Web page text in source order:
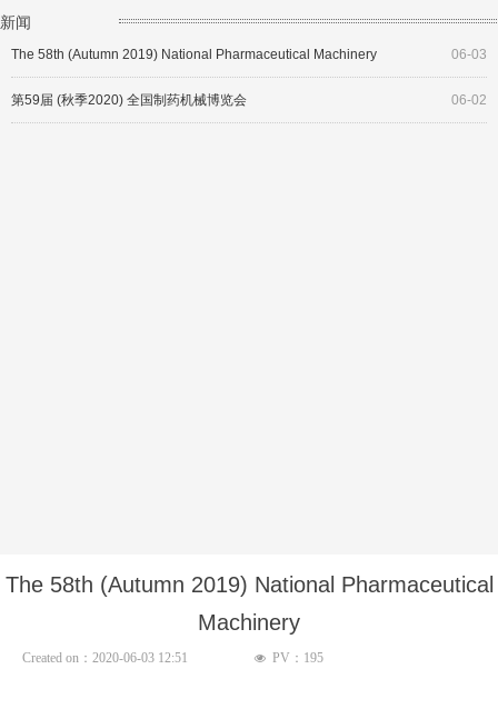
新闻
06-03
The 58th (Autumn 2019) National Pharmaceutical Machinery
06-02
第59届 (秋季2020) 全国制药机械博览会
The 58th (Autumn 2019) National Pharmaceutical
Machinery
Created on： 2020-06-03 12:51 넶 PV： 195